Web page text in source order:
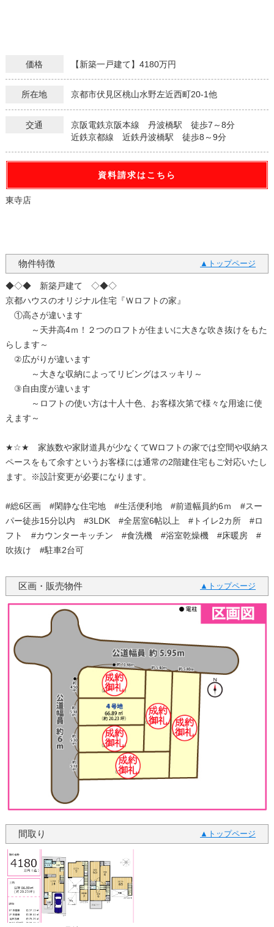
価格 【新築一戸建て】4180万円
所在地 京都市伏見区桃山水野左近西町20-1他
交通
京阪電鉄京阪本線 丹波橋駅 徒歩7～8分
近鉄京都線 近鉄丹波橋駅 徒歩8～9分
資料請求はこちら
東寺店
物件特徴 トップページ
◆◇◆ 新築戸建て ◇◆◇
京都ハウスのオリジナル住宅『Ｗロフトの家』
①高さが違います
～天井高4ｍ！２つのロフトが住まいに大きな吹き抜けをもた
らします～
②広がりが違います
～大きな収納によってリビングはスッキリ～
③自由度が違います
～ロフトの使い方は十人十色、お客様次第で様々な用途に使
えます～
★☆★ 家族数や家財道具が少なくてWロフトの家では空間や収納ス
ペースをもて余すというお客様には通常の2階建住宅もご対応いたし
ます。※設計変更が必要になります。
#総6区画 #閑静な住宅地 #生活便利地 #前道幅員約6ｍ #スー
パー徒歩15分以内 #3LDK #全居室6帖以上 #トイレ2カ所 #ロ
フト #カウンターキッチン #食洗機 #浴室乾燥機 #床暖房 #
吹抜け #駐車2台可
区画・販売物件 トップページ
間取り トップページ